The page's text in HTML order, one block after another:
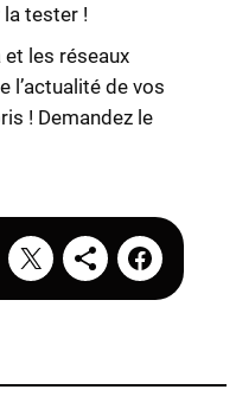
la tester !
les réseaux
l’actualité de vos
! Demandez le